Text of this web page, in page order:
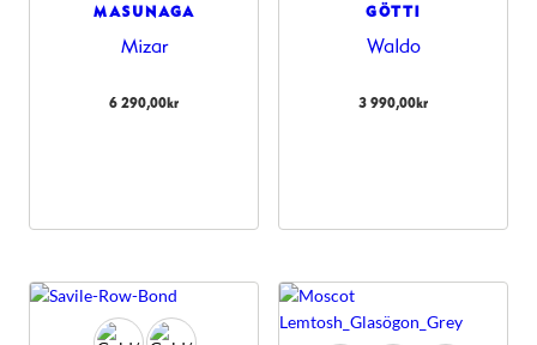
MASUNAGA
Mizar
6 290,00kr
GÖTTI
Waldo
3 990,00kr